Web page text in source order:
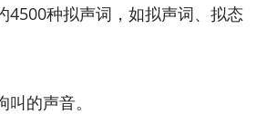
4500种拟声词，如拟声词、拟态
的声音。